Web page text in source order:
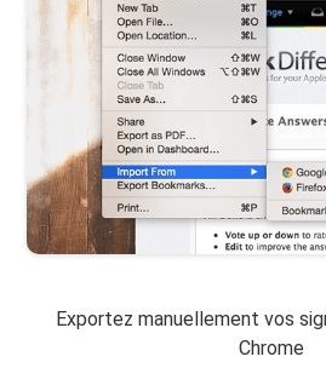
Exportez manuellement vos
Chrome